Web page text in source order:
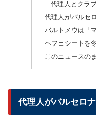
代理人とクラ
代理人がバルセ
バルトメウは「
ヘフェシートを
このニュースの
代理人がバルセロ